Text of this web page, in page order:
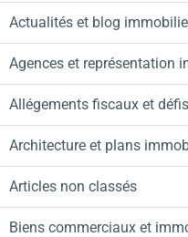
Actualités et blog
Agences et représentation
Allégements fiscaux et
Architecture et plans
Articles non classés
Biens commerciaux et